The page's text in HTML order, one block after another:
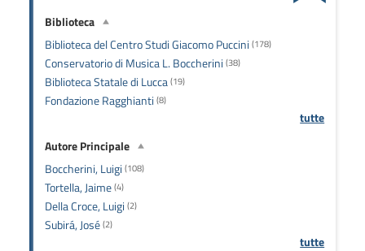
Biblioteca
Biblioteca del Centro Studi Giacomo Puccini (178)
Conservatorio di Musica L. Boccherini (38)
Biblioteca Statale di Lucca(19)
Fondazione Ragghianti (8)
tutte
Autore Principale
Boccherini, Luigi (108)
Tortella, Jaime(4)
Della Croce, Luigi (2)
Subirá, José(2)
tutte